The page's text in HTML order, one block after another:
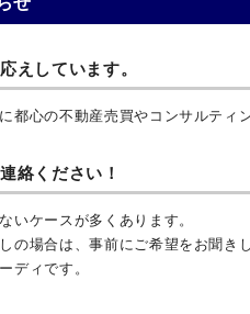
えしています。
都心の不動産売買やコンサルティ
絡ください！
いケースが多くあります。
の場合は、事前にご希望をお聞き
ディです。